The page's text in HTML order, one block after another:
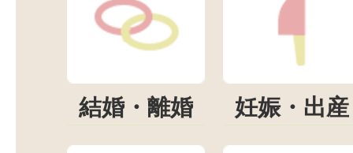
結婚・離婚 妊娠・出産